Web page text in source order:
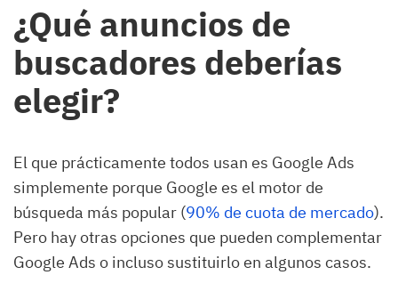
¿Qué anuncios de
buscadores deberías
elegir?
El que prácticamente todos usan es Google Ads
simplemente porque Google es el motor de
búsqueda más popular (90% de cuota de mercado).
Pero hay otras opciones que pueden complementar
Google Ads o incluso sustituirlo en algunos casos.